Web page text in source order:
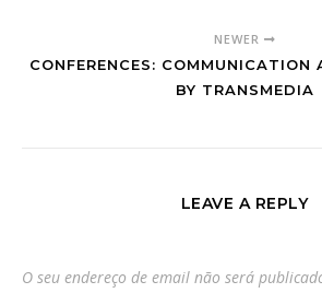
NEWER
CONFERENCES: COMMUNICATION
BY TRANSMEDIA
LEAVE A REPLY
O seu endereço de email não será